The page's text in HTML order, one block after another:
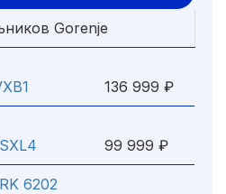
Gorenje
136 999 ₽
99 999 ₽
6202